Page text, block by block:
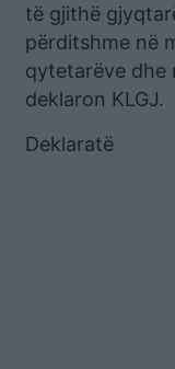
të gjithë
përditshme në
qytetarëve dhe
deklaron KLGJ.
Deklaratë